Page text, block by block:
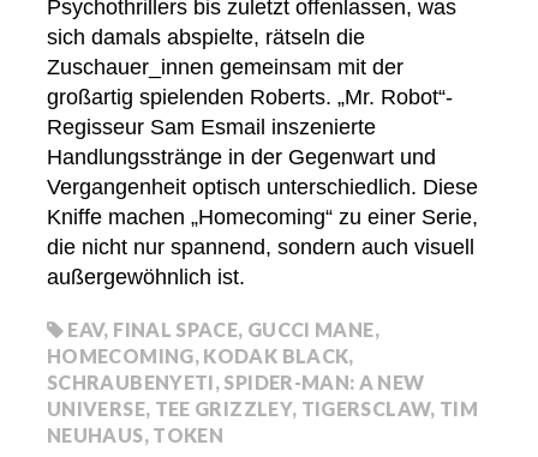
Psychothrillers bis zuletzt offenlassen, was
sich damals abspielte, rätseln die
Zuschauer_innen gemeinsam mit der
großartig spielenden Roberts. „Mr. Robot“-
Regisseur Sam Esmail inszenierte
Handlungsstränge in der Gegenwart und
Vergangenheit optisch unterschiedlich. Diese
Kniffe machen „Homecoming“ zu einer Serie,
die nicht nur spannend, sondern auch visuell
außergewöhnlich ist.
EAV, FINAL SPACE, GUCCI MANE,
HOMECOMING, KODAK BLACK,
SCHRAUBENYETI, SPIDER-MAN: A NEW
UNIVERSE, TEE GRIZZLEY, TIGERSCLAW, TIM
NEUHAUS, TOKEN